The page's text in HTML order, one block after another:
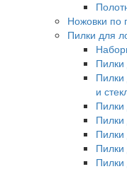
Ножовки по
Пилки для
Пилки
Пилки
и
Пилки
Пилки
Пилки
Пилки